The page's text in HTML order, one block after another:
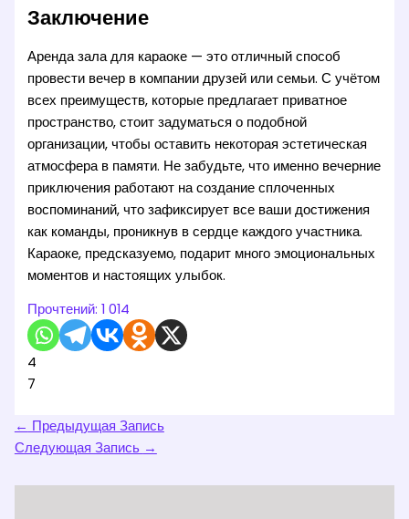
Заключение
Аренда зала для караоке — это отличный способ
провести вечер в компании друзей или семьи. С учётом
всех преимуществ, которые предлагает приватное
пространство, стоит задуматься о подобной
организации, чтобы оставить некоторая эстетическая
атмосфера в памяти. Не забудьте, что именно вечерние
приключения работают на создание сплоченных
воспоминаний, что зафиксирует все ваши достижения
как команды, проникнув в сердце каждого участника.
Караоке, предсказуемо, подарит много эмоциональных
моментов и настоящих улыбок.
Прочтений: 1 014
4
7
← Предыдущая Запись
Следующая Запись →